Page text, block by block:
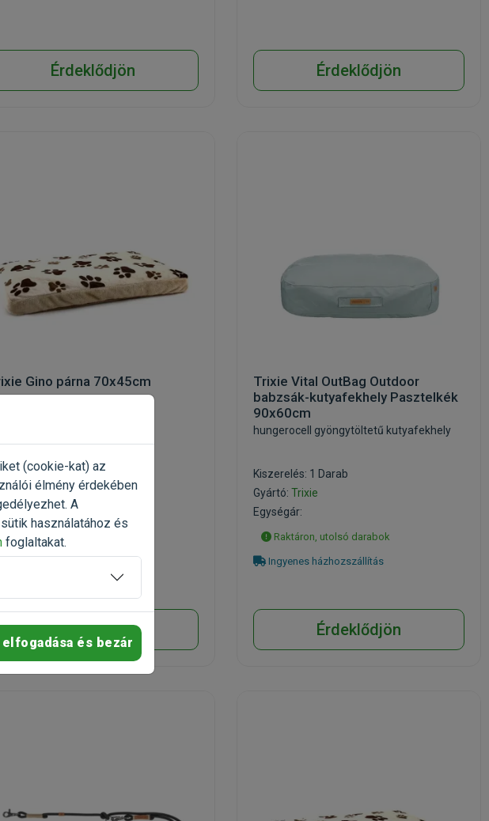
Érdeklődjön Érdeklődjön
Gino párna 70x45cm
1 Darab
Trixie
Érdeklődjön!
Érdeklődjön
Trixie Vital OutBag Outdoor
babzsák-kutyafekhely Pasztelkék
90x60cm
hungerocell gyöngytöltetű kutyafekhely
Kiszerelés: 1 Darab
Gyártó: Trixie
Egységár:
Raktáron, utolsó darabok
Ingyenes házhozszállítás
Érdeklődjön
(cookie-kat) az
élmény érdekében
A
használatához és
foglaltakat.
és bezár